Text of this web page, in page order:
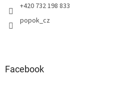
+420 732 198 833
popok_cz
Facebook